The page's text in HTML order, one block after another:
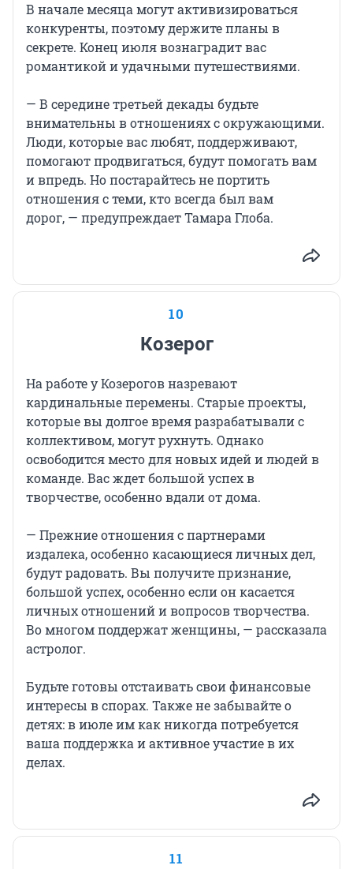
В начале месяца могут активизироваться
конкуренты, поэтому держите планы в
секрете. Конец июля вознаградит вас
романтикой и удачными путешествиями.
— В середине третьей декады будьте
внимательны в отношениях с окружающими.
Люди, которые вас любят, поддерживают,
помогают продвигаться, будут помогать вам
и впредь. Но постарайтесь не портить
отношения с теми, кто всегда был вам
дорог, — предупреждает Тамара Глоба.
10
Козерог
На работе у Козерогов назревают
кардинальные перемены. Старые проекты,
которые вы долгое время разрабатывали с
коллективом, могут рухнуть. Однако
освободится место для новых идей и людей в
команде. Вас ждет большой успех в
творчестве, особенно вдали от дома.
— Прежние отношения с партнерами
издалека, особенно касающиеся личных дел,
будут радовать. Вы получите признание,
большой успех, особенно если он касается
личных отношений и вопросов творчества.
Во многом поддержат женщины, — рассказала
астролог.
Будьте готовы отстаивать свои финансовые
интересы в спорах. Также не забывайте о
детях: в июле им как никогда потребуется
ваша поддержка и активное участие в их
делах.
11